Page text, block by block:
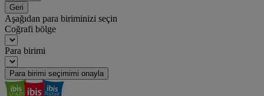
Geri
Aşağıdan para biriminizi seçin
Coğrafi bölge
Para birimi
Para birimi seçimimi onayla